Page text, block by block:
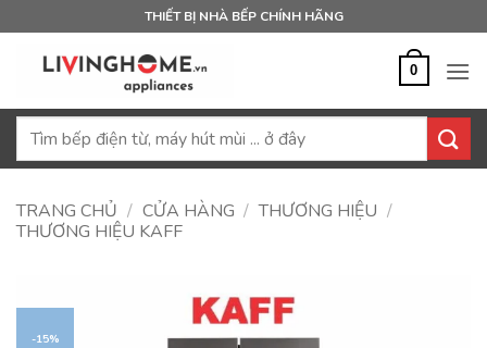
qua
THIẾT BỊ NHÀ BẾP CHÍNH HÃNG
0
Tìm
TRANG CHỦ / CỬA HÀNG / THƯƠNG HIỆU /
THƯƠNG HIỆU KAFF
-15%